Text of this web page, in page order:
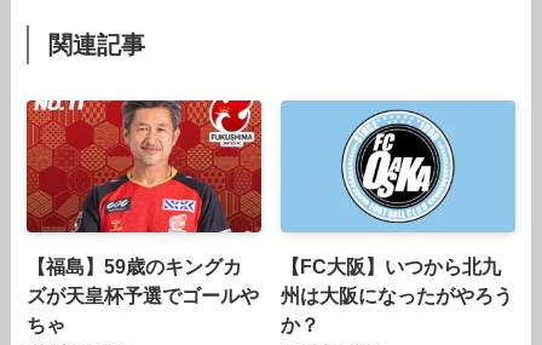
関連記事
【福島】59歳のキングカ
ズが天皇杯予選でゴールや
ちゃ
【FC大阪】いつから北九
州は大阪になったがやろう
か？